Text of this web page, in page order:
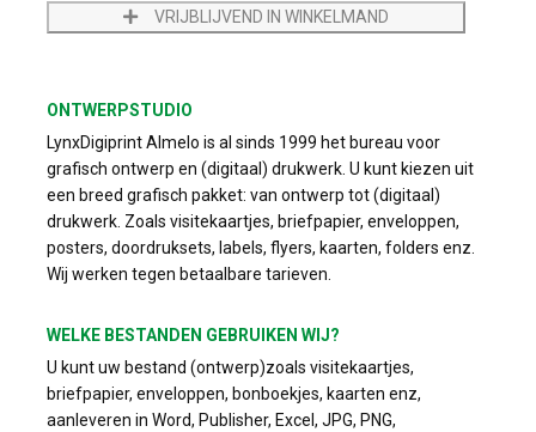
VRIJBLIJVEND IN WINKELMAND
ONTWERPSTUDIO
LynxDigiprint Almelo is al sinds 1999 het bureau voor
grafisch ontwerp en (digitaal) drukwerk. U kunt kiezen uit
een breed grafisch pakket: van ontwerp tot (digitaal)
drukwerk. Zoals visitekaartjes, briefpapier, enveloppen,
posters, doordruksets, labels, flyers, kaarten, folders enz.
Wij werken tegen betaalbare tarieven.
WELKE BESTANDEN GEBRUIKEN WIJ?
U kunt uw bestand (ontwerp)zoals visitekaartjes,
briefpapier, enveloppen, bonboekjes, kaarten enz,
aanleveren in Word, Publisher, Excel, JPG, PNG,